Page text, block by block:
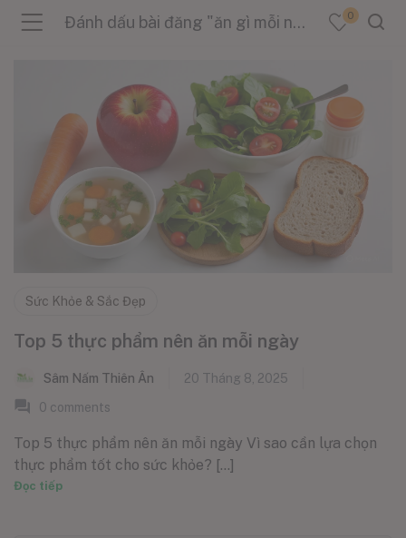
(Sản Phẩm )
(Danh Mục )
Đánh dấu bài đăng "ăn gì mỗi ngày" 0
Sức Khỏe & Sắc Đẹp
Top 5 thực phẩm nên ăn mỗi ngày
Sâm Nấm Thiên Ân
20 Tháng 8, 2025
0 comments
Top 5 thực phẩm nên ăn mỗi ngày Vì sao cần lựa chọn
thực phẩm tốt cho sức khỏe? [...]
Đọc tiếp